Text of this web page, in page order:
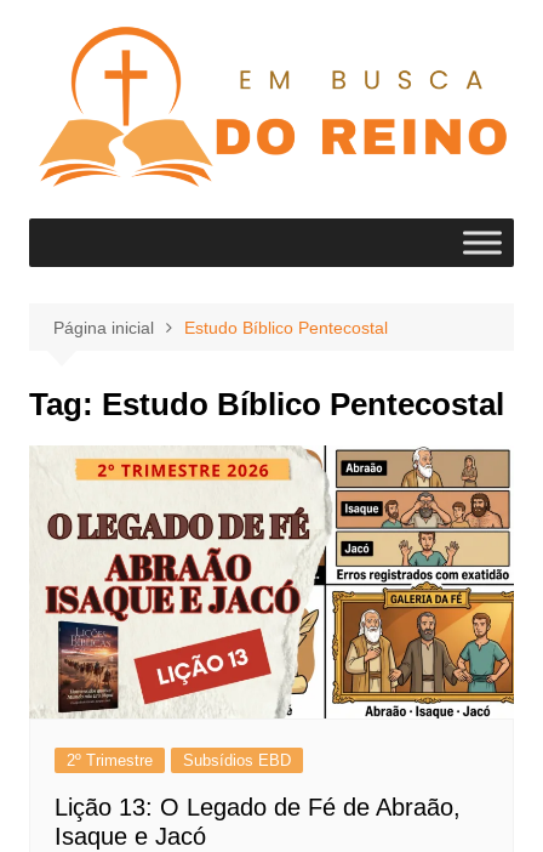
conteúdo
Página inicial Estudo Bíblico Pentecostal
Tag: Estudo Bíblico Pentecostal
2º Trimestre Subsídios EBD
Lição 13: O Legado de Fé de Abraão,
Isaque e Jacó